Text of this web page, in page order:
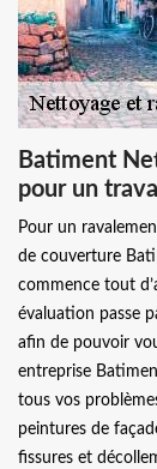
Batiment
pour un
Pour un
de couverture
commence tout
évaluation passe
afin de pouvoir
entreprise
tous vos
peintures de
fissures et